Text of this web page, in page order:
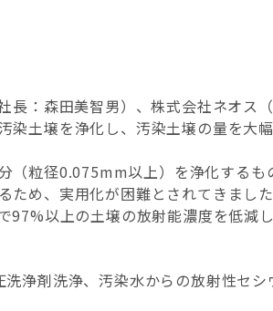
長：森田美智男）、株式会社ネオス
土壌を浄化し、汚染土壌の量を大
（粒径0.075mm以上）を浄化する
め、実用化が困難とされてきまし
以上の土壌の放射能濃度を低減
浄剤洗浄、汚染水からの放射性セ